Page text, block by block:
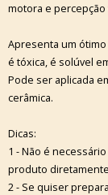
motora e percepção
Apresenta um
é tóxica, é solúvel
Pode ser aplicada
cerâmica.
Dicas:
1 - Não é
produto
2 - Se quiser